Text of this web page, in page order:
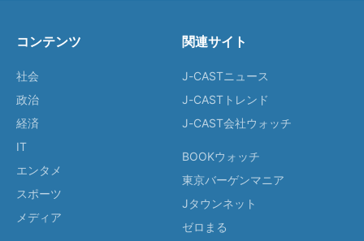
コンテンツ
社会
政治
経済
IT
エンタメ
スポーツ
メディア
関連サイト
J-CASTニュース
J-CASTトレンド
J-CAST会社ウォッチ
BOOKウォッチ
東京バーゲンマニア
Jタウンネット
ゼロまる